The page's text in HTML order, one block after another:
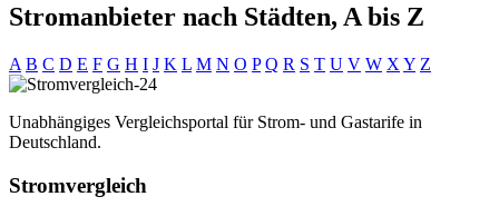
Stromanbieter nach Städten, A bis Z
A B C D E F G H I J K L M N O P Q R S T U V W X Y Z
Unabhängiges Vergleichsportal für Strom- und Gastarife in
Deutschland.
Stromvergleich